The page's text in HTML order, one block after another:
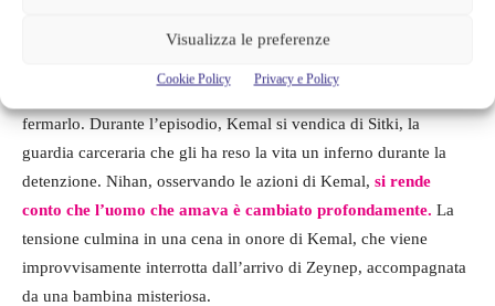
Visualizza le preferenze
Cookie Policy Privacy e Policy
disposto a tutto pur di vincere la battaglia legale contro di lei.
fermarlo. Durante l’episodio, Kemal si vendica di Sitki, la
guardia carceraria che gli ha reso la vita un inferno durante la
detenzione. Nihan, osservando le azioni di Kemal, si rende
conto che l’uomo che amava è cambiato profondamente. La
tensione culmina in una cena in onore di Kemal, che viene
improvvisamente interrotta dall’arrivo di Zeynep, accompagnata
da una bambina misteriosa.